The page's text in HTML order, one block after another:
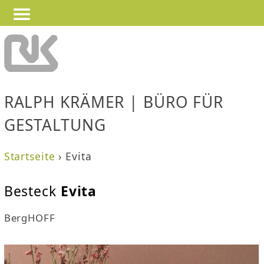
—
—
—
RALPH KRÄMER | BÜRO FÜR
GESTALTUNG
i
e
s
Startseite › Evita
Besteck Evita
BergHOFF